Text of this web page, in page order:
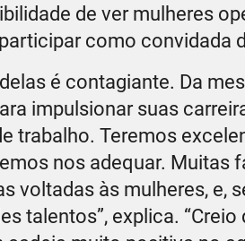
de ver mulheres
como convidada
é contagiante. Da
impulsionar suas
trabalho. Teremos
nos adequar. Muitas
voltadas às mulheres, e,
talentos”, explica.